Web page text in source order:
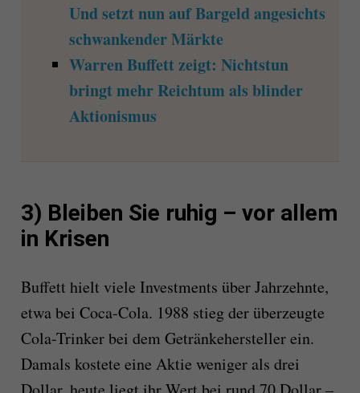
Und setzt nun auf Bargeld angesichts
schwankender Märkte
Warren Buffett zeigt: Nichtstun
bringt mehr Reichtum als blinder
Aktionismus
3) Bleiben Sie ruhig – vor allem
in Krisen
Buffett hielt viele Investments über Jahrzehnte,
etwa bei Coca-Cola. 1988 stieg der überzeugte
Cola-Trinker bei dem Getränkehersteller ein.
Damals kostete eine Aktie weniger als drei